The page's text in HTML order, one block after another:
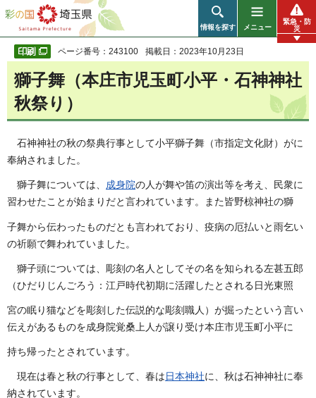
彩の国 埼玉県
情報を探す メニュー
緊急・防
災
ページ番号：243100 掲載日：2023年10月23日
獅子舞（本庄市児玉町小平・石神神社
秋祭り）
石神神社の秋の祭典行事として小平獅子舞（市指定文化財）がに
奉納されました。
獅子舞については、 成身院の人が舞や笛の演出等を考え、民衆に
習わせたことが始まりだと言われています。また皆野椋神社の獅
子舞から伝わったものだとも言われており、疫病の厄払いと雨乞い
の祈願で舞われていました。
獅子頭については、彫刻の名人としてその名を知られる左甚五郎
（ひだりじんごろう：江戸時代初期に活躍したとされる日光東照
宮の眠り猫などを彫刻した伝説的な彫刻職人）が掘ったという言い
伝えがあるものを成身院覚桑上人が譲り受け本庄市児玉町小平に
持ち帰ったとされています。
現在は春と秋の行事として、春は日本神社に、秋は石神神社に奉
納されています。